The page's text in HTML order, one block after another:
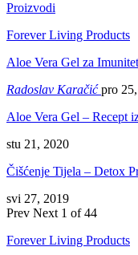
Proizvodi
Forever Living Products
Aloe Vera Gel za Imunitet
Radoslav Karačićpro
Aloe Vera Gel – Recept
stu 21, 2020
Čišćenje Tijela – Detox
svi 27, 2019
Prev Next 1 of 44
Forever Living Products